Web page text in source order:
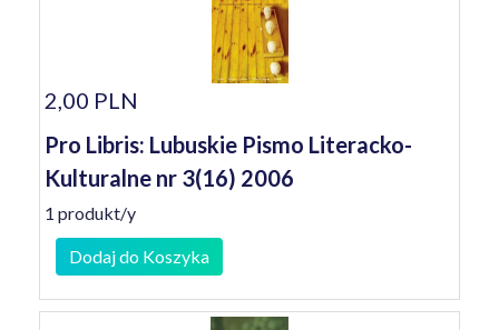
2,00 PLN
Pro Libris: Lubuskie Pismo Literacko-
Kulturalne nr 3(16) 2006
1 produkt/y
Dodaj do Koszyka